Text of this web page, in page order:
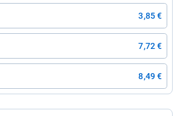
3,85 €
7,72 €
8,49 €